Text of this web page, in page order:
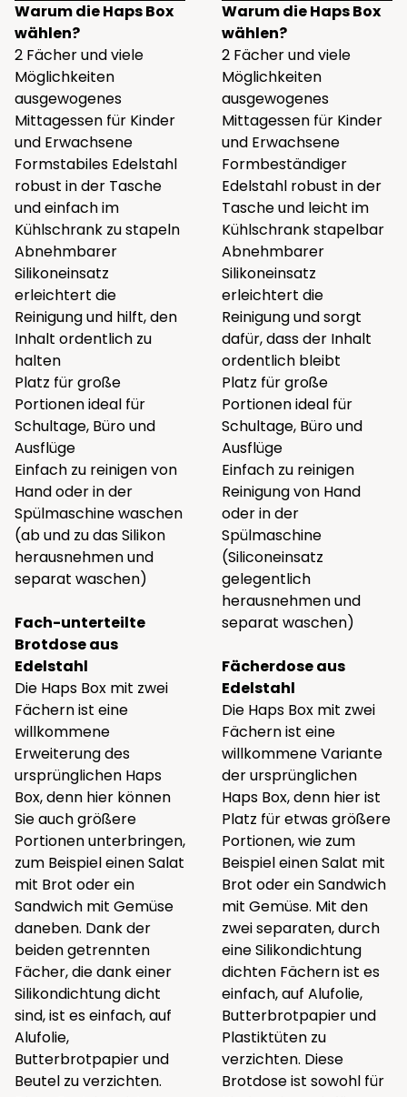
Warum die Haps Box
wählen?
2 Fächer und viele
Möglichkeiten
ausgewogenes
Mittagessen für Kinder
und Erwachsene
Formstabiles Edelstahl
robust in der Tasche
und einfach im
Kühlschrank zu stapeln
Abnehmbarer
Silikoneinsatz
erleichtert die
Reinigung und hilft, den
Inhalt ordentlich zu
halten
Platz für große
Portionen ideal für
Schultage, Büro und
Ausflüge
Einfach zu reinigen von
Hand oder in der
Spülmaschine waschen
(ab und zu das Silikon
herausnehmen und
separat waschen)
Fach-unterteilte
Brotdose aus
Edelstahl
Die Haps Box mit zwei
Fächern ist eine
willkommene
Erweiterung des
ursprünglichen Haps
Box, denn hier können
Sie auch größere
Portionen unterbringen,
zum Beispiel einen Salat
mit Brot oder ein
Sandwich mit Gemüse
daneben. Dank der
beiden getrennten
Fächer, die dank einer
Silikondichtung dicht
sind, ist es einfach, auf
Alufolie,
Butterbrotpapier und
Beutel zu verzichten.
Warum die Haps Box
wählen?
2 Fächer und viele
Möglichkeiten
ausgewogenes
Mittagessen für Kinder
und Erwachsene
Formbeständiger
Edelstahl robust in der
Tasche und leicht im
Kühlschrank stapelbar
Abnehmbarer
Silikoneinsatz
erleichtert die
Reinigung und sorgt
dafür, dass der Inhalt
ordentlich bleibt
Platz für große
Portionen ideal für
Schultage, Büro und
Ausflüge
Einfach zu reinigen
Reinigung von Hand
oder in der
Spülmaschine
(Siliconeinsatz
gelegentlich
herausnehmen und
separat waschen)
Fächerdose aus
Edelstahl
Die Haps Box mit zwei
Fächern ist eine
willkommene Variante
der ursprünglichen
Haps Box, denn hier ist
Platz für etwas größere
Portionen, wie zum
Beispiel einen Salat mit
Brot oder ein Sandwich
mit Gemüse. Mit den
zwei separaten, durch
eine Silikondichtung
dichten Fächern ist es
einfach, auf Alufolie,
Butterbrotpapier und
Plastiktüten zu
verzichten. Diese
Brotdose ist sowohl für